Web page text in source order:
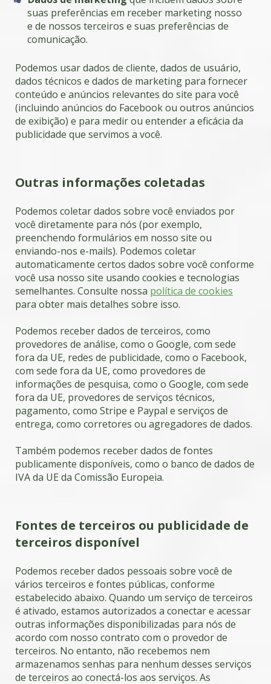
suas preferências em receber marketing nosso
e de nossos terceiros e suas preferências de
comunicação.
Podemos usar dados de cliente, dados de usuário,
dados técnicos e dados de marketing para fornecer
conteúdo e anúncios relevantes do site para você
(incluindo anúncios do Facebook ou outros anúncios
de exibição) e para medir ou entender a eficácia da
publicidade que servimos a você.
Outras informações coletadas
Podemos coletar dados sobre você enviados por
você diretamente para nós (por exemplo,
preenchendo formulários em nosso site ou
enviando-nos e-mails). Podemos coletar
automaticamente certos dados sobre você conforme
você usa nosso site usando cookies e tecnologias
semelhantes. Consulte nossa política de cookies
para obter mais detalhes sobre isso.
Podemos receber dados de terceiros, como
provedores de análise, como o Google, com sede
fora da UE, redes de publicidade, como o Facebook,
com sede fora da UE, como provedores de
informações de pesquisa, como o Google, com sede
fora da UE, provedores de serviços técnicos,
pagamento, como Stripe e Paypal e serviços de
entrega, como corretores ou agregadores de dados.
Também podemos receber dados de fontes
publicamente disponíveis, como o banco de dados de
IVA da UE da Comissão Europeia.
Fontes de terceiros ou publicidade de
terceiros disponível
Podemos receber dados pessoais sobre você de
vários terceiros e fontes públicas, conforme
estabelecido abaixo. Quando um serviço de terceiros
é ativado, estamos autorizados a conectar e acessar
outras informações disponibilizadas para nós de
acordo com nosso contrato com o provedor de
terceiros. No entanto, não recebemos nem
armazenamos senhas para nenhum desses serviços
de terceiros ao conectá-los aos serviços. As